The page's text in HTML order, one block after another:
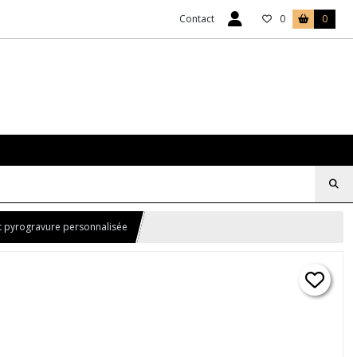
Contact 0 0
pyrogravure personnalisée